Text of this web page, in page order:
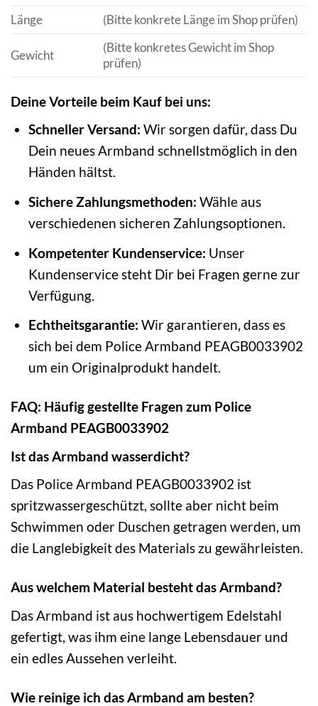
Länge
(Bitte konkrete Länge im Shop prüfen)
Gewicht
(Bitte konkretes Gewicht im Shop
prüfen)
Deine Vorteile beim Kauf bei uns:
Schneller Versand: Wir sorgen dafür, dass Du
Dein neues Armband schnellstmöglich in den
Händen hältst.
Sichere Zahlungsmethoden: Wähle aus
verschiedenen sicheren Zahlungsoptionen.
Kompetenter Kundenservice: Unser
Kundenservice steht Dir bei Fragen gerne zur
Verfügung.
Echtheitsgarantie: Wir garantieren, dass es
sich bei dem Police Armband PEAGB0033902
um ein Originalprodukt handelt.
FAQ: Häufig gestellte Fragen zum Police
Armband PEAGB0033902
Ist das Armband wasserdicht?
Das Police Armband PEAGB0033902 ist
spritzwassergeschützt, sollte aber nicht beim
Schwimmen oder Duschen getragen werden, um
die Langlebigkeit des Materials zu gewährleisten.
Aus welchem Material besteht das Armband?
Das Armband ist aus hochwertigem Edelstahl
gefertigt, was ihm eine lange Lebensdauer und
ein edles Aussehen verleiht.
Wie reinige ich das Armband am besten?